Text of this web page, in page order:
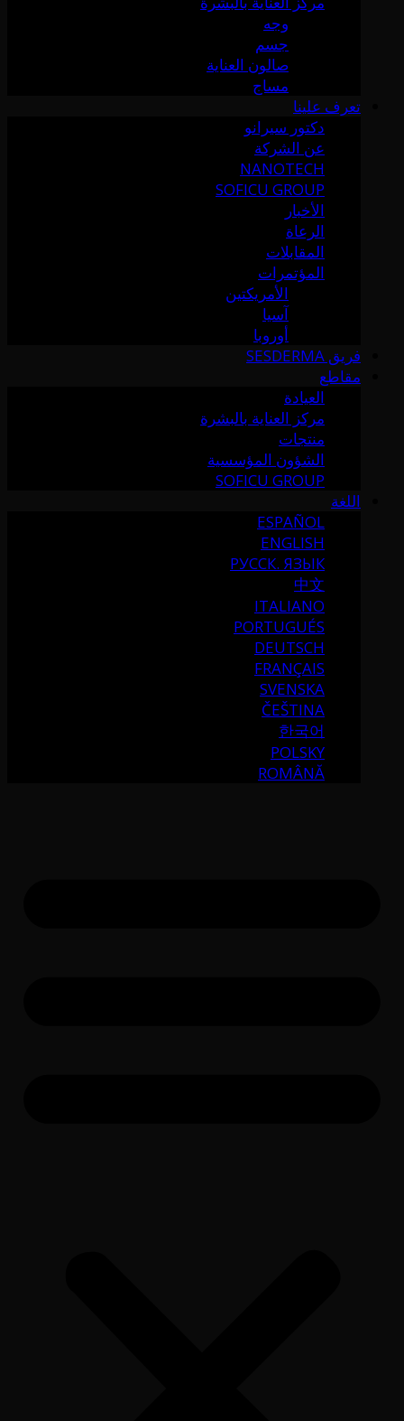
وجه
جسم
صالون العناية
مساج
تعرف علينا
دكتور سيرانو
عن الشركة
NANOTECH
SOFICU GROUP
الأخبار
الرعاة
المقابلات
المؤتمرات
الأمريكتين
آسيا
أوروبا
فريق SESDERMA
مقاطع
العيادة
مركز العناية بالبشرة
منتجات
الشؤون المؤسسية
SOFICU GROUP
اللغة
ESPAÑOL
ENGLISH
РУССК. ЯЗЫК
中文
ITALIANO
PORTUGUÉS
DEUTSCH
FRANÇAIS
SVENSKA
ČEŠTINA
한국어
POLSKY
ROMÂNĂ